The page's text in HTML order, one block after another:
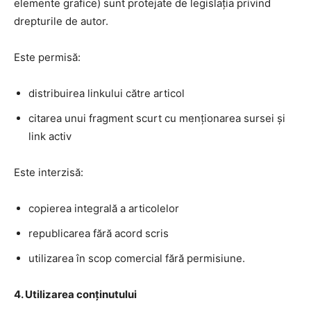
elemente grafice) sunt protejate de legislația privind
drepturile de autor.
Este permisă:
distribuirea linkului către articol
citarea unui fragment scurt cu menționarea sursei și
link activ
Este interzisă:
copierea integrală a articolelor
republicarea fără acord scris
utilizarea în scop comercial fără permisiune.
4. Utilizarea conținutului